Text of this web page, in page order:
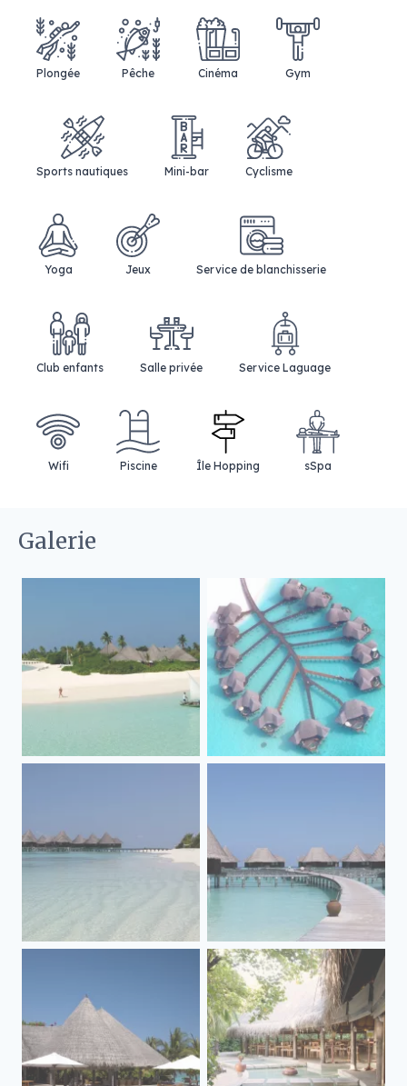
Plongée Pêche Cinéma Gym
Sports nautiques Mini-bar Cyclisme
Yoga Jeux Service de blanchisserie
Club enfants Salle privée Service Laguage
Wifi Piscine Île Hopping sSpa
Galerie